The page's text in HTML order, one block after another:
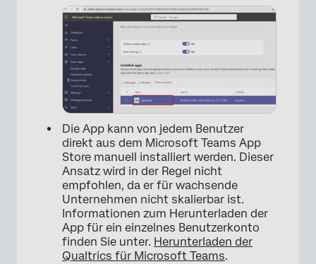
Die App kann von jedem Benutzer
direkt aus dem Microsoft Teams App
Store manuell installiert werden. Dieser
Ansatz wird in der Regel nicht
empfohlen, da er für wachsende
Unternehmen nicht skalierbar ist.
Informationen zum Herunterladen der
App für ein einzelnes Benutzerkonto
finden Sie unter. Herunterladen der
Qualtrics für Microsoft Teams.